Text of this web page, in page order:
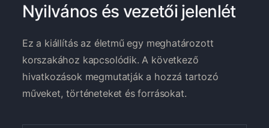
Nyilvános és vezetői jelenlét
Ez a kiállítás az életmű egy meghatározott
korszakához kapcsolódik. A következő
hivatkozások megmutatják a hozzá tartozó
műveket, történeteket és forrásokat.